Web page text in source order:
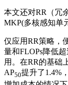
本文还对RR（冗
MKP(多核感知单
仅应用RR策略，
量和FLOPs降低
用。在RR的基础
AP50提升了1.4%